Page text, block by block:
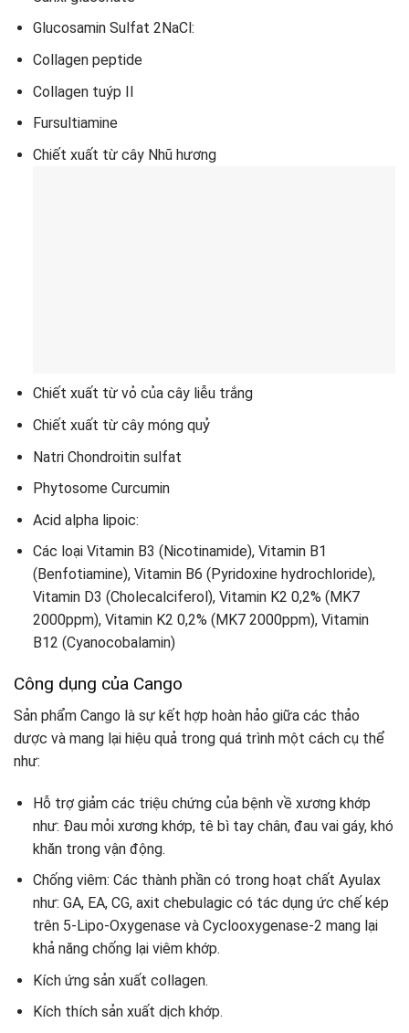
Glucosamin Sulfat 2NaCl:
Collagen peptide
Collagen tuýp II
Fursultiamine
Chiết xuất từ cây Nhũ hương
Chiết xuất từ vỏ của cây liễu trắng
Chiết xuất từ cây móng quỷ
Natri Chondroitin sulfat
Phytosome Curcumin
Acid alpha lipoic:
Các loại Vitamin B3 (Nicotinamide), Vitamin B1
(Benfotiamine), Vitamin B6 (Pyridoxine hydrochloride),
Vitamin D3 (Cholecalciferol), Vitamin K2 0,2% (MK7
2000ppm), Vitamin K2 0,2% (MK7 2000ppm), Vitamin
B12 (Cyanocobalamin)
Công dụng của Cango
Sản phẩm Cango là sự kết hợp hoàn hảo giữa các thảo
dược và mang lại hiệu quả trong quá trình một cách cụ thể
như:
Hỗ trợ giảm các triệu chứng của bệnh về xương khớp
như: Đau mỏi xương khớp, tê bì tay chân, đau vai gáy, khó
khăn trong vận động.
Chống viêm: Các thành phần có trong hoạt chất Ayulax
như: GA, EA, CG, axit chebulagic có tác dụng ức chế kép
trên 5-Lipo-Oxygenase và Cyclooxygenase-2 mang lại
khả năng chống lại viêm khớp.
Kích ứng sản xuất collagen.
Kích thích sản xuất dịch khớp.